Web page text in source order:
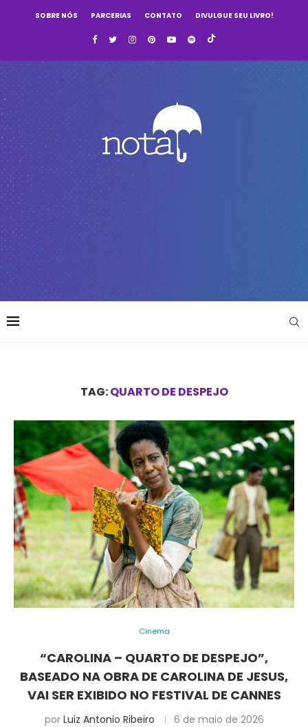
SOBRE NÓS PARCERIAS CONTATO DIVULGUE SEU LIVRO!
TAG:QUARTO DE DESPEJO
Cinema
“CAROLINA – QUARTO DE DESPEJO”,
BASEADO NA OBRA DE CAROLINA DE JESUS,
VAI SER EXIBIDO NO FESTIVAL DE CANNES
por Luiz Antonio Ribeiro 6 de maio de 2026